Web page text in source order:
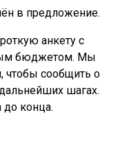
в предложение.
анкету с
бюджетом. Мы
чтобы сообщить о
шагах.
до конца.